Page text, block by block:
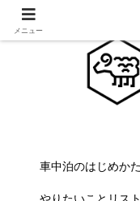
車中泊のはじめかた
メニュー